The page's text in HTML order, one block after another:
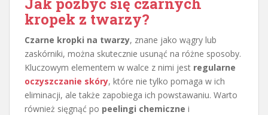
kropek z twarzy?
Czarne kropki na twarzy, znane jako wągry lub
zaskórniki, można skutecznie usunąć na różne sposoby.
Kluczowym elementem w walce z nimi jest regularne
oczyszczanie skóry, które nie tylko pomaga w ich
eliminacji, ale także zapobiega ich powstawaniu. Warto
również sięgnąć po peelingi chemiczne i